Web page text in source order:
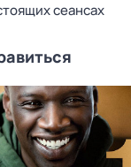
сеансах